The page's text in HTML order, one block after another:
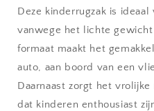
Deze kinderrugzak is
vanwege het lichte
formaat maakt het
auto, aan boord van een
Daarnaast zorgt het
dat kinderen enthousiast